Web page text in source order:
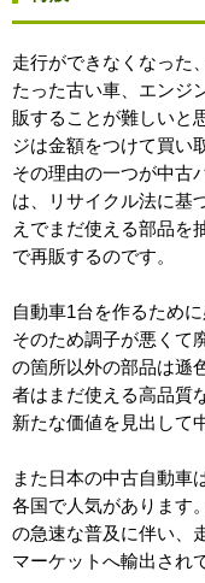
走行ができなくなった
たった古い車、エンジ
販することが難しいと
ジは金額をつけて買い
その理由の一つが中古
は、リサイクル法に基
えでまだ使える部品を
で再販するのです。
自動車1台を作るため
そのため調子が悪くて
の箇所以外の部品は遜
者はまだ使える高品質
新たな価値を見出して
また日本の中古自動車
各国で人気があります
の急速な普及に伴い、
マーケットへ輸出され